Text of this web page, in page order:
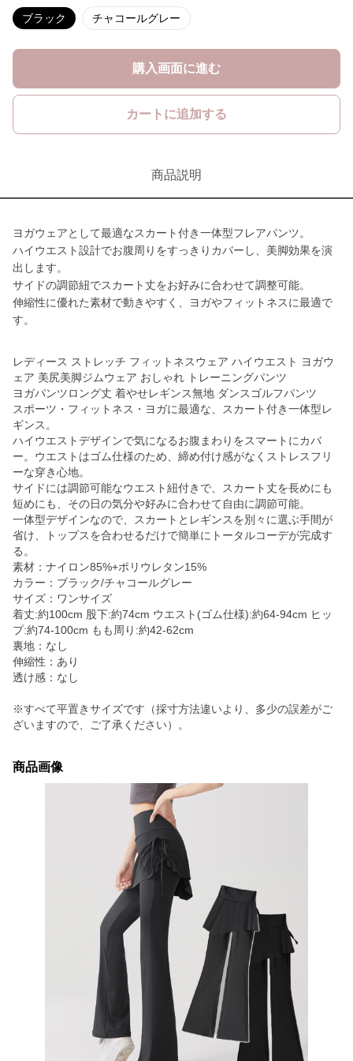
ブラック チャコールグレー
購入画面に進む
カートに追加する
商品説明
ヨガウェアとして最適なスカート付き一体型フレアパンツ。
ハイウエスト設計でお腹周りをすっきりカバーし、美脚効果を演
出します。
サイドの調節紐でスカート丈をお好みに合わせて調整可能。
伸縮性に優れた素材で動きやすく、ヨガやフィットネスに最適で
す。
レディース ストレッチ フィットネスウェア ハイウエスト ヨガウ
ェア 美尻美脚ジムウェア おしゃれ トレーニングパンツ
ヨガパンツロング丈 着やせレギンス無地 ダンスゴルフパンツ
スポーツ・フィットネス・ヨガに最適な、スカート付き一体型レ
ギンス。
ハイウエストデザインで気になるお腹まわりをスマートにカバ
ー。ウエストはゴム仕様のため、締め付け感がなくストレスフリ
ーな穿き心地。
サイドには調節可能なウエスト紐付きで、スカート丈を長めにも
短めにも、その日の気分や好みに合わせて自由に調節可能。
一体型デザインなので、スカートとレギンスを別々に選ぶ手間が
省け、トップスを合わせるだけで簡単にトータルコーデが完成す
る。
素材：ナイロン85%+ポリウレタン15%
カラー：ブラック/チャコールグレー
サイズ：ワンサイズ
着丈:約100cm 股下:約74cm ウエスト(ゴム仕様):約64-94cm ヒッ
プ:約74-100cm もも周り:約42-62cm
裏地：なし
伸縮性：あり
透け感：なし
※すべて平置きサイズです（採寸方法違いより、多少の誤差がご
ざいますので、ご了承ください）。
商品画像